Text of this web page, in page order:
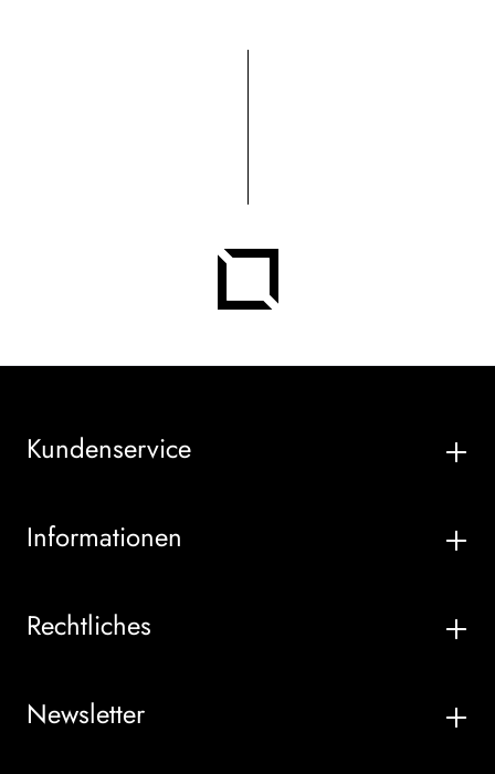
Kundenservice
Informationen
Rechtliches
Newsletter